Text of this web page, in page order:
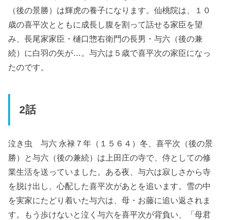
（後の景勝）は輝虎の養子になります。仙桃院は、１０
歳の喜平次とともに成長し腹を割って話せる家臣を望
み、長尾家家臣・樋口惣右衛門の長男・与六（後の兼
続）に白羽の矢が…。与六は５歳で喜平次の家臣になっ
たのです。
2話
泣き虫 与六 永禄７年（１５６４）冬、喜平次（後の景
勝）と与六（後の兼続）は上田庄の寺で、侍としての修
業生活を送っていました。ある夜、与六は寂しさから寺
を脱け出し、心配した喜平次があとを追います。雪の中
を実家にたどり着いた与六は、母・お藤に追い返されま
す。もう歩けないと泣く与六を喜平次が背負い、「母君